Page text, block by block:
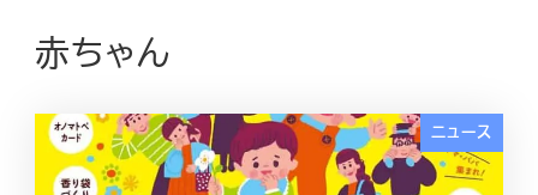
赤ちゃん
ニュース